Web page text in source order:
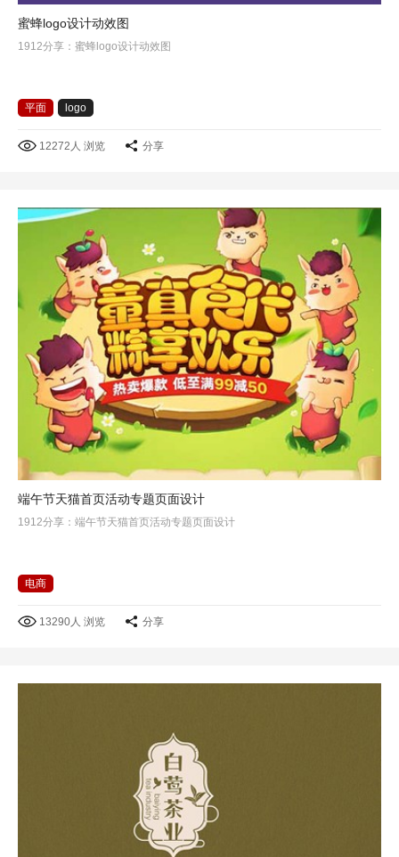
蜜蜂logo设计动效图
1912分享：蜜蜂logo设计动效图
平面 logo
12272人 浏览 分享
端午节天猫首页活动专题页面设计
1912分享：端午节天猫首页活动专题页面设计
电商
13290人 浏览 分享